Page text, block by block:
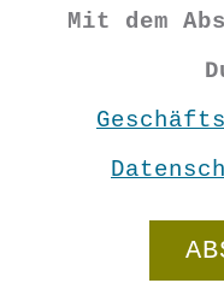
Mit dem